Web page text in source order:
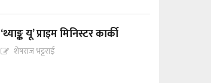
‘थ्याङ्क यू’ प्राइम मिनिस्टर कार्की
शेषराज भट्टराई